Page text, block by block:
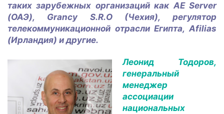
таких зарубежных организаций как AEServer
(ОАЭ), Grancy S.R.O (Чехия), регулятор
телекоммуникационной отрасли Египта, Afilias
(Ирландия) и другие.
Леонид Тодоров,
генеральный
менеджер
ассоциации
национальных